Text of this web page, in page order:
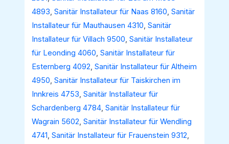
4893,Sanitär Installateur für Naas 8160,Sanitär
Installateur für Mauthausen 4310,Sanitär
Installateur für Villach 9500,Sanitär Installateur
für Leonding 4060,Sanitär Installateur für
Esternberg 4092,Sanitär Installateur für Altheim
4950,Sanitär Installateur für Taiskirchen im
Innkreis 4753,Sanitär Installateur für
Schardenberg 4784,Sanitär Installateur für
Wagrain 5602,Sanitär Installateur für Wendling
4741,Sanitär Installateur für Frauenstein 9312,